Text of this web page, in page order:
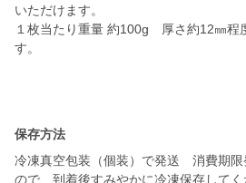
いただけます。
１枚当たり重量 約100g 厚さ約12㎜
す。
保存方法
冷凍真空包装（個装）で発送 消費期限